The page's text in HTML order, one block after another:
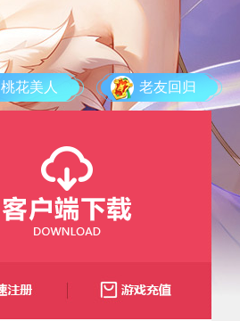
老友回归
桃花美人